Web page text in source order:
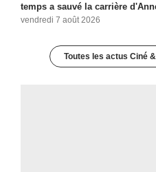
temps a sauvé la carrière
vendredi 7 août 2026
Toutes les actus Ciné